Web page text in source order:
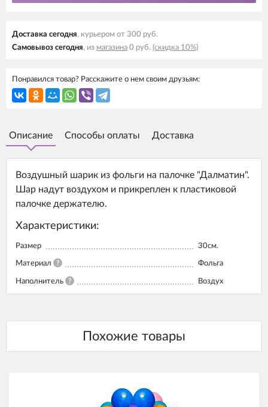
Доставка cегодня, курьером от 300 руб.
Самовывоз cегодня, из магазина 0 руб. (скидка 10%)
Понравился товар? Расскажите о нем своим друзьям:
Описание Способы оплаты Доставка
Воздушный шарик из фольги на палочке "Далматин".
Шар надут воздухом и прикреплен к пластиковой
палочке держателю.
Характеристики:
Размер 30см.
Материал ? Фольга
Наполнитель ? Воздух